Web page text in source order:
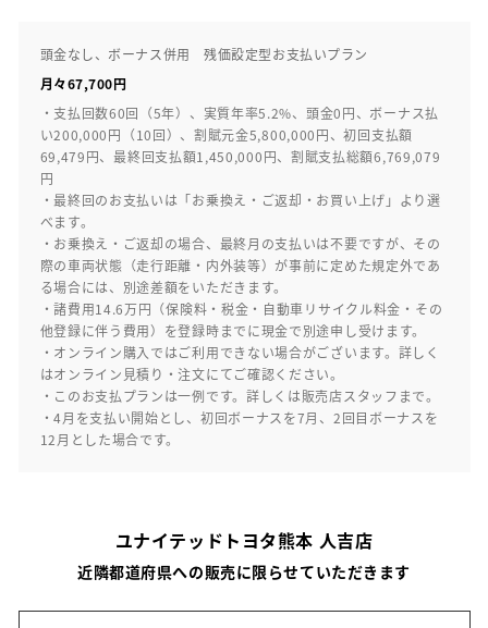
頭金なし、ボーナス併用 残価設定型お支払いプラン
月々67,700円
・支払回数60回（5年）、実質年率5.2%、頭金0円、ボーナス払
い200,000円（10回）、割賦元金5,800,000円、初回支払額
69,479円、最終回支払額1,450,000円、割賦支払総額6,769,079
円
・最終回のお支払いは「お乗換え・ご返却・お買い上げ」より選
べます。
・お乗換え・ご返却の場合、最終月の支払いは不要ですが、その
際の車両状態（走行距離・内外装等）が事前に定めた規定外であ
る場合には、別途差額をいただきます。
・諸費用14.6万円（保険料・税金・自動車リサイクル料金・その
他登録に伴う費用）を登録時までに現金で別途申し受けます。
・オンライン購入ではご利用できない場合がございます。詳しく
はオンライン見積り・注文にてご確認ください。
・このお支払プランは一例です。詳しくは販売店スタッフまで。
・4月を支払い開始とし、初回ボーナスを7月、2回目ボーナスを
12月とした場合です。
ユナイテッドトヨタ熊本 人吉店
近隣都道府県への販売に限らせていただきます